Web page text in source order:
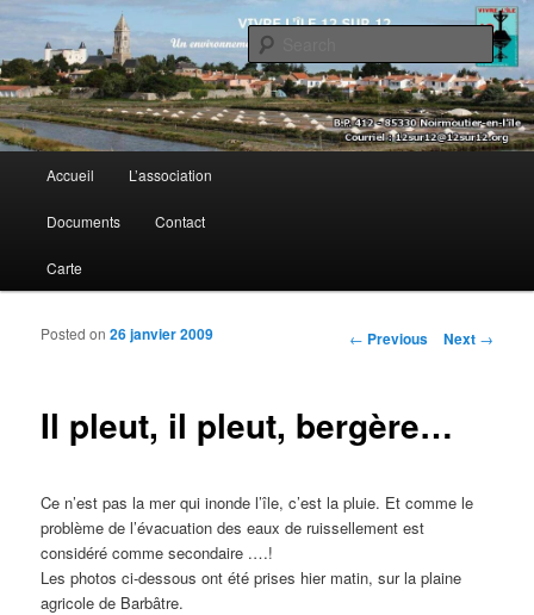
Vivre l’île 12 sur 12
Skip to primary content
Skip to secondary content
Accueil L’association
Documents Contact
Carte
Post navigation
← Previous Next →
Il pleut, il pleut, bergère…
Posted on26 janvier 2009
Ce n’est pas la mer qui inonde l’île, c’est la pluie. Et comme le
problème de l’évacuation des eaux de ruissellement est
considéré comme secondaire .…!
Les photos ci-dessous ont été prises hier matin, sur la plaine
agricole de Barbâtre.